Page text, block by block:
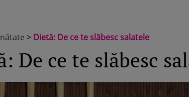
> Dietă: De ce te slăbesc salatele
De ce te slăbesc